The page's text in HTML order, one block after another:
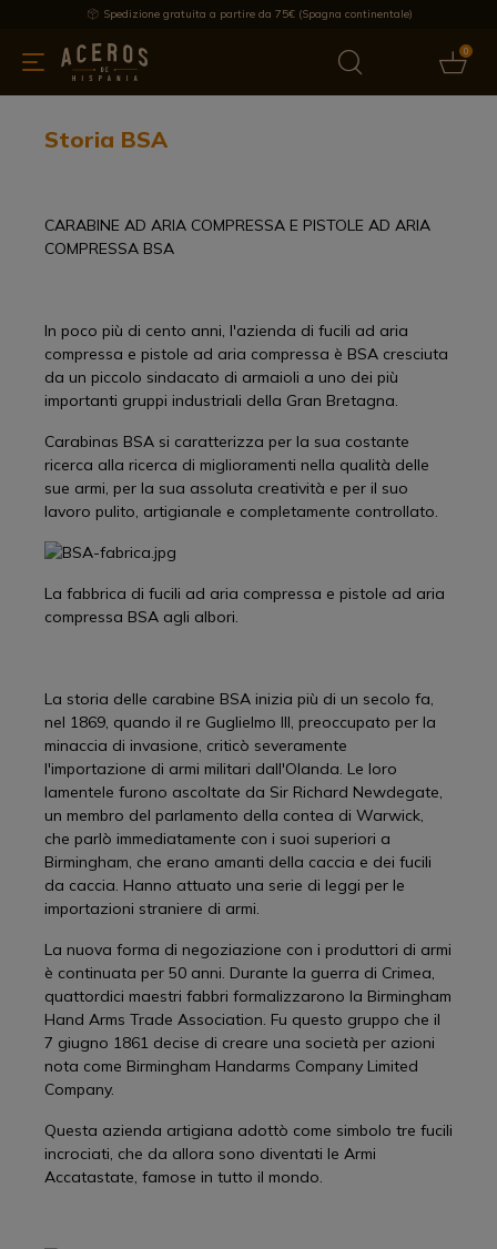
Spedizione gratuita a partire da 75€ (Spagna continentale)
0
cucina Offre Ultime notizie Venduti Marche
Storia BSA
CARABINE AD ARIA COMPRESSA E PISTOLE AD ARIA
COMPRESSA BSA
In poco più di cento anni, l'azienda di fucili ad aria
compressa e pistole ad aria compressa è BSA cresciuta
da un piccolo sindacato di armaioli a uno dei più
importanti gruppi industriali della Gran Bretagna.
Carabinas BSA si caratterizza per la sua costante
ricerca alla ricerca di miglioramenti nella qualità delle
sue armi, per la sua assoluta creatività e per il suo
lavoro pulito, artigianale e completamente controllato.
La fabbrica di fucili ad aria compressa e pistole ad aria
compressa BSA agli albori.
La storia delle carabine BSA inizia più di un secolo fa,
nel 1869, quando il re Guglielmo III, preoccupato per la
minaccia di invasione, criticò severamente
l'importazione di armi militari dall'Olanda. Le loro
lamentele furono ascoltate da Sir Richard Newdegate,
un membro del parlamento della contea di Warwick,
che parlò immediatamente con i suoi superiori a
Birmingham, che erano amanti della caccia e dei fucili
da caccia. Hanno attuato una serie di leggi per le
importazioni straniere di armi.
La nuova forma di negoziazione con i produttori di armi
è continuata per 50 anni. Durante la guerra di Crimea,
quattordici maestri fabbri formalizzarono la Birmingham
Hand Arms Trade Association. Fu questo gruppo che il
7 giugno 1861 decise di creare una società per azioni
nota come Birmingham Handarms Company Limited
Company.
Questa azienda artigiana adottò come simbolo tre fucili
incrociati, che da allora sono diventati le Armi
Accatastate, famose in tutto il mondo.